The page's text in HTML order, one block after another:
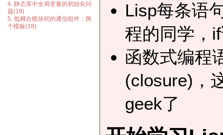
4. 静态库中全局变量的初始化问
题(19)
5. 低耦合模块间的通信组件：两
个模板(18)
Lisp每条语
程的同学，
函数式编程
(closure)，
geek了